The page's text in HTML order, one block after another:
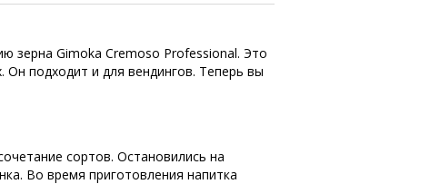
зерна Gimoka Cremoso Professional. Это
Он подходит и для вендингов. Теперь вы
сортов. Остановились на
Во время приготовления напитка